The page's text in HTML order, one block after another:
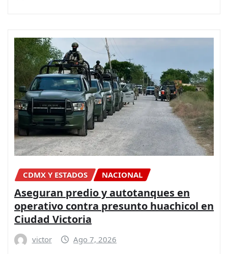
CDMX Y ESTADOS NACIONAL
Aseguran predio y autotanques en
operativo contra presunto huachicol en
Ciudad Victoria
victor Ago 7, 2026